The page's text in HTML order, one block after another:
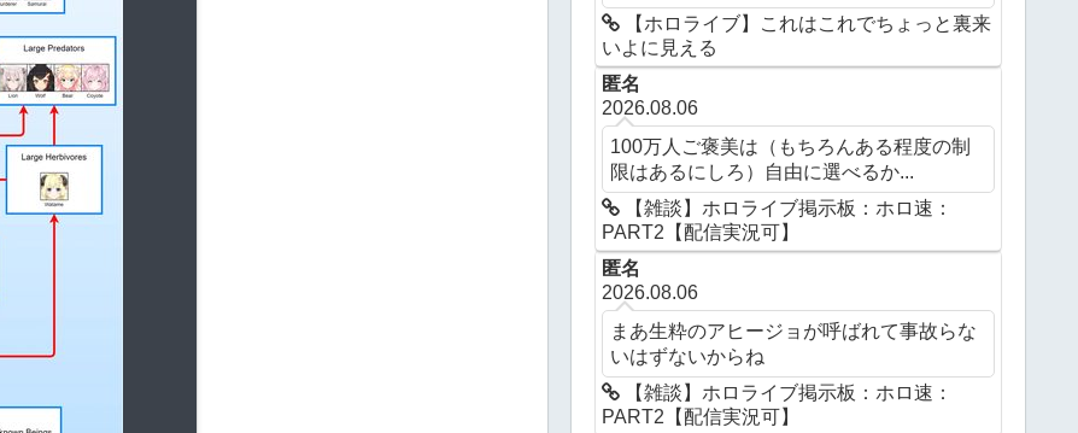
【ホロライブ】これはこれでちょっと裏来
いよに見える
匿名
2026.08.06
100万人ご褒美は（もちろんある程度の制
限はあるにしろ）自由に選べるか...
【雑談】ホロライブ掲示板：ホロ速：
PART2【配信実況可】
匿名
2026.08.06
まあ生粋のアヒージョが呼ばれて事故らな
いはずないからね
【雑談】ホロライブ掲示板：ホロ速：
PART2【配信実況可】